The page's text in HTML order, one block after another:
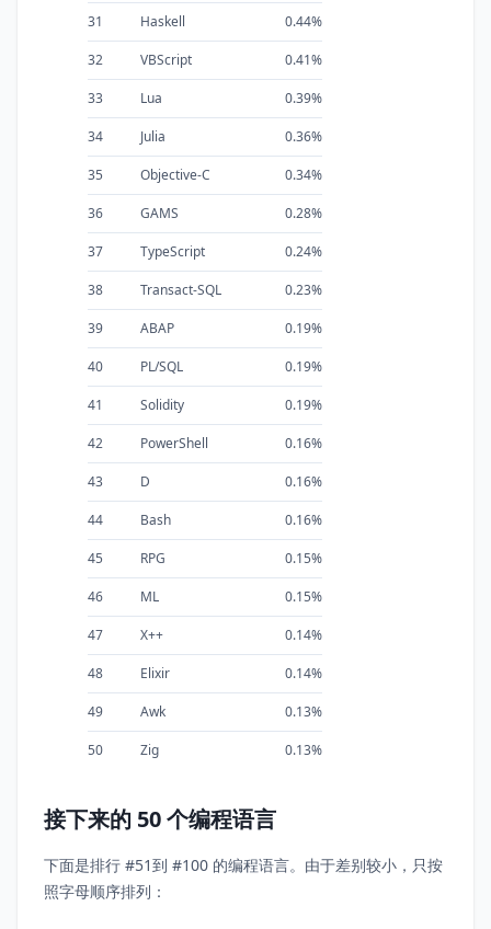
31 Haskell 0.44%
32 VBScript 0.41%
33 Lua 0.39%
34 Julia 0.36%
35 Objective-C 0.34%
36 GAMS 0.28%
37 TypeScript 0.24%
38 Transact-SQL 0.23%
39 ABAP 0.19%
40 PL/SQL 0.19%
41 Solidity 0.19%
42 PowerShell 0.16%
43 D 0.16%
44 Bash 0.16%
45 RPG 0.15%
46 ML 0.15%
47 X++ 0.14%
48 Elixir 0.14%
49 Awk 0.13%
50 Zig 0.13%
接下来的 50 个编程语言
下面是排行 #51到 #100 的编程语言。由于差别较小，只按
照字母顺序排列：